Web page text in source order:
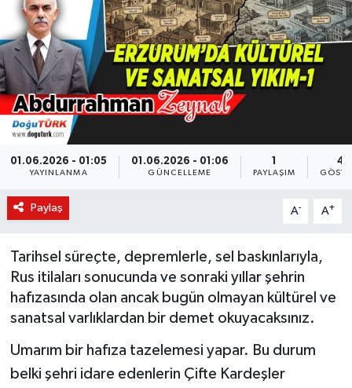
01.06.2026 - 01:05
YAYINLANMA
01.06.2026 - 01:06
GÜNCELLEME
1
PAYLAŞIM
43
Paylaş A- A+
Tarihsel süreçte, depremlerle, sel baskınlarıyla,
Rus itilaları sonucunda ve sonraki yıllar şehrin
hafızasında olan ancak bugün olmayan kültürel ve
sanatsal varlıklardan bir demet okuyacaksınız.
Umarım bir hafıza tazelemesi yapar. Bu durum
belki şehri idare edenlerin Çifte Kardeşler
KÜLTÜR-SANAT
Magazin
Medya
Politika
Spor
Yaşam